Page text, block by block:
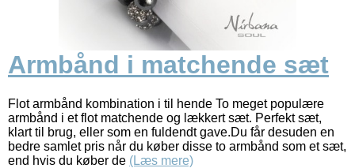
Armbånd i matchende sæt
Flot armbånd kombination i til hende To meget populære
armbånd i et flot matchende og lækkert sæt. Perfekt sæt,
klart til brug, eller som en fuldendt gave.Du får desuden en
bedre samlet pris når du køber disse to armbånd som et sæt,
end hvis du køber de (Læs mere)